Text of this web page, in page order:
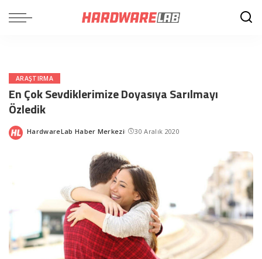
ARAŞTIRMA
En Çok Sevdiklerimize Doyasıya Sarılmayı
Özledik
Posted
HardwareLab Haber Merkezi 30 Aralık 2020